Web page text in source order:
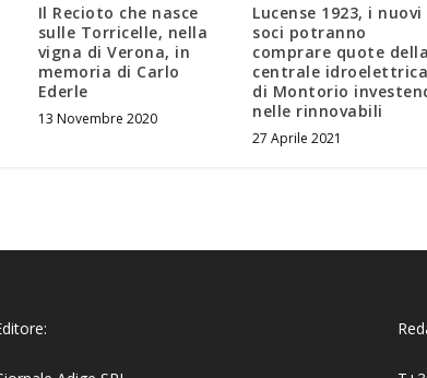
Il Recioto che nasce
sulle Torricelle, nella
vigna di Verona, in
memoria di Carlo
Ederle
13 Novembre 2020
Lucense 1923, i nuovi
soci potranno
comprare quote della
centrale idroelettrica
di Montorio
nelle rinnovabili
27 Aprile 2021